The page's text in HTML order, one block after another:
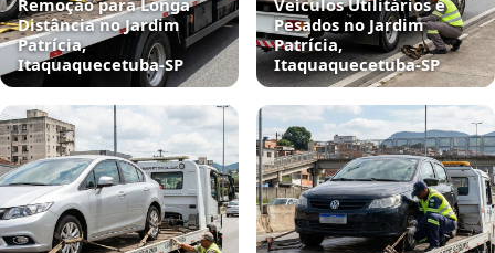
Remoção para Longa
Distância no Jardim
Patrícia,
Itaquaquecetuba‑SP
Veículos Utilitários e
Pesados no Jardim
Patrícia,
Itaquaquecetuba‑SP